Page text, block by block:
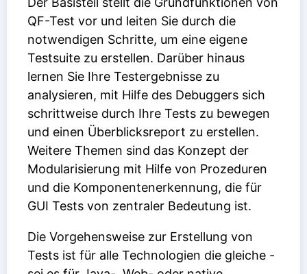
QF-Test vor und leiten Sie durch die
notwendigen Schritte, um eine eigene
Testsuite zu erstellen. Darüber hinaus
lernen Sie Ihre Testergebnisse zu
analysieren, mit Hilfe des Debuggers sich
schrittweise durch Ihre Tests zu bewegen
und einen Überblicksreport zu erstellen.
Weitere Themen sind das Konzept der
Modularisierung mit Hilfe von Prozeduren
und die Komponentenerkennung, die für
GUI Tests von zentraler Bedeutung ist.
Die Vorgehensweise zur Erstellung von
Tests ist für alle Technologien die gleiche -